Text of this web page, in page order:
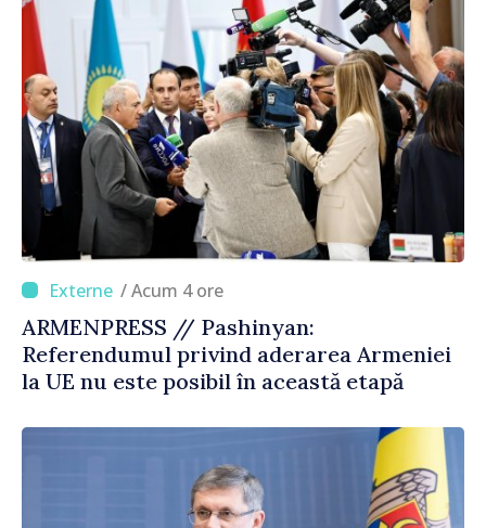
/ Acum 4 ore
ARMENPRESS // Pashinyan:
Referendumul privind aderarea Armeniei
la UE nu este posibil în această etapă